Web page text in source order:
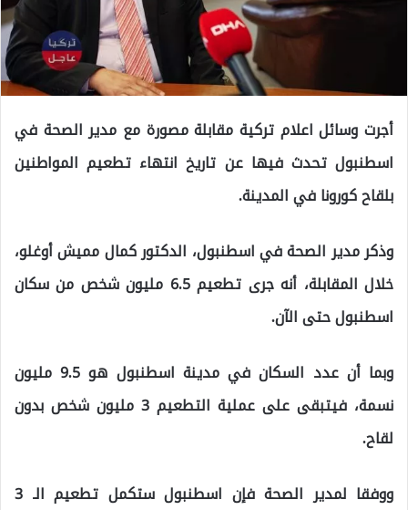
أجرت وسائل اعلام تركية مقابلة مصورة مع مدير الصحة في
اسطنبول تحدث فيها عن تاريخ انتهاء تطعيم المواطنين
بلقاح كورونا في المدينة.
وذكر مدير الصحة في اسطنبول، الدكتور كمال مميش أوغلو،
خلال المقابلة، أنه جرى تطعيم 6.5 مليون شخص من سكان
اسطنبول حتى الآن.
وبما أن عدد السكان في مدينة اسطنبول هو 9.5 مليون
نسمة، فيتبقى على عملية التطعيم 3 مليون شخص بدون
لقاح.
ووفقا لمدير الصحة فإن اسطنبول ستكمل تطعيم الـ 3